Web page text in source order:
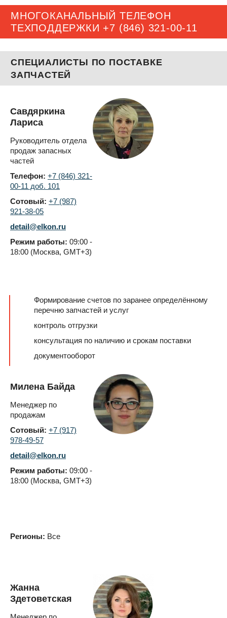
МНОГОКАНАЛЬНЫЙ ТЕЛЕФОН
ТЕХПОДДЕРЖКИ +7 (846) 321-00-11
СПЕЦИАЛИСТЫ ПО ПОСТАВКЕ
ЗАПЧАСТЕЙ
Савдяркина
Лариса
Руководитель отдела
продаж запасных
частей
Телефон: +7 (846) 321-
00-11 доб. 101
Сотовый: +7 (987)
921-38-05
detail@elkon.ru
Режим работы: 09:00 -
18:00 (Москва, GMT+3)
Формирование счетов по заранее определённому
перечню запчастей и услуг
контроль отгрузки
консультация по наличию и срокам поставки
документооборот
Милена Байда
Менеджер по
продажам
Сотовый: +7 (917)
978-49-57
detail@elkon.ru
Режим работы: 09:00 -
18:00 (Москва, GMT+3)
Регионы: Все
Жанна
Здетоветская